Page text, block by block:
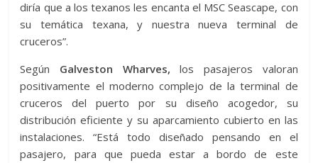
diría que a los texanos les encanta el MSC Seascape, con
su temática texana, y nuestra nueva terminal de
cruceros”.
Según Galveston Wharves, los pasajeros valoran
positivamente el moderno complejo de la terminal de
cruceros del puerto por su diseño acogedor, su
distribución eficiente y su aparcamiento cubierto en las
instalaciones. “Está todo diseñado pensando en el
pasajero, para que pueda estar a bordo de este